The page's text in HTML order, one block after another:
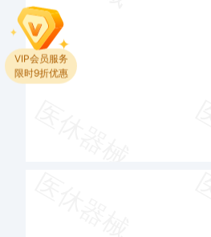
VIP会员服务
限时9折优惠